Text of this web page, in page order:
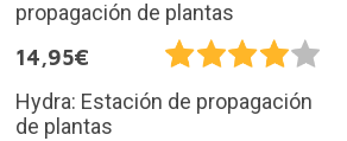
14,95€
Hydra: Estación de propagación
de plantas